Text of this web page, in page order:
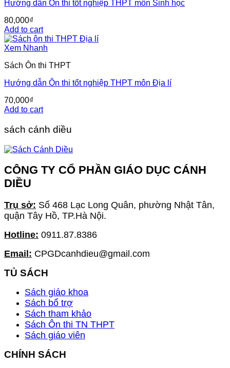
Hướng dẫn Ôn thi tốt nghiệp THPT môn Sinh học
80,000₫
Add to cart
Xem Nhanh
Sách Ôn thi THPT
Hướng dẫn Ôn thi tốt nghiệp THPT môn Địa lí
70,000₫
Add to cart
sách cánh diều
CÔNG TY CỔ PHẦN GIÁO DỤC CÁNH
DIỀU
Trụ sở: Số 468 Lạc Long Quân, phường Nhật Tân,
quận Tây Hồ, TP.Hà Nội.
Hotline: 0911.87.8386
Email: CPGDcanhdieu@gmail.com
TỦ SÁCH
Sách giáo khoa
Sách bổ trợ
Sách tham khảo
Sách Ôn thi TN THPT
Sách giáo viên
CHÍNH SÁCH